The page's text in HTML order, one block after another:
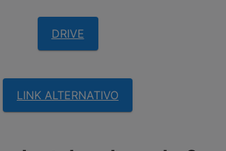
DRIVE
LINK ALTERNATIVO